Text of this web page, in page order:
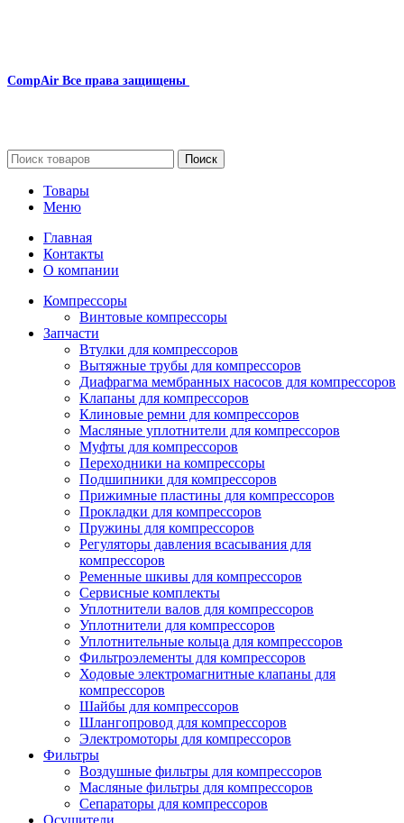
CompAir Все права защищены
Поиск
Товары
Меню
Главная
Контакты
О компании
Компрессоры
Винтовые компрессоры
Запчасти
Втулки для компрессоров
Вытяжные трубы для компрессоров
Диафрагма мембранных насосов для компрессоров
Клапаны для компрессоров
Клиновые ремни для компрессоров
Масляные уплотнители для компрессоров
Муфты для компрессоров
Переходники на компрессоры
Подшипники для компрессоров
Прижимные пластины для компрессоров
Прокладки для компрессоров
Пружины для компрессоров
Регуляторы давления всасывания для
компрессоров
Ременные шкивы для компрессоров
Сервисные комплекты
Уплотнители валов для компрессоров
Уплотнители для компрессоров
Уплотнительные кольца для компрессоров
Фильтроэлементы для компрессоров
Ходовые электромагнитные клапаны для
компрессоров
Шайбы для компрессоров
Шлангопровод для компрессоров
Электромоторы для компрессоров
Фильтры
Воздушные фильтры для компрессоров
Масляные фильтры для компрессоров
Сепараторы для компрессоров
Осушители